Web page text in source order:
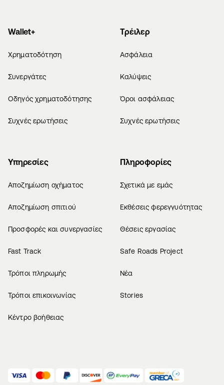
Wallet+
Χρηματοδότηση
Συνεργάτες
Οδηγός χρηματοδότησης
Συχνές ερωτήσεις
Τρέιλερ
Ασφάλεια
Καλύψεις
Όροι ασφάλειας
Συχνές ερωτήσεις
Υπηρεσίες
Αποζημίωση οχήματος
Αποζημίωση σπιτιού
Προσφορές και συνεργασίες
Fast Track
Τρόποι πληρωμής
Τρόποι επικοινωνίας
Κέντρο βοήθειας
Πληροφορίες
Σχετικά με εμάς
Εκθέσεις φερεγγυότητας
Θέσεις εργασίας
Safe Roads Project
Νέα
Stories